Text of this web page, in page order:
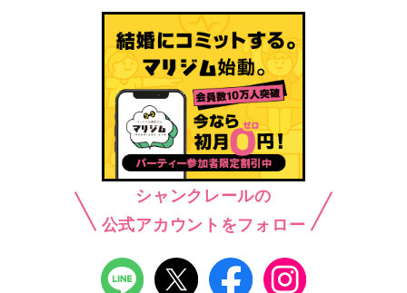
シャンクレールの
公式アカウントをフォロー